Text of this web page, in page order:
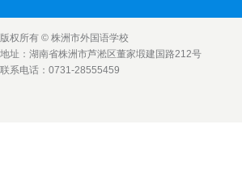
版权所有 © 株洲市外国语学校
地址：湖南省株洲市芦淞区董家塅建国路212号
联系电话：0731-28555459